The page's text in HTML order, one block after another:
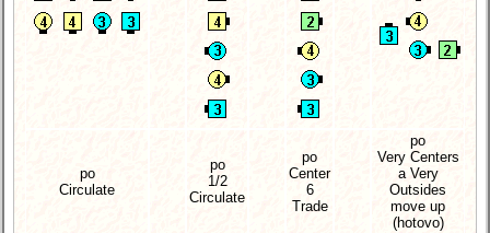
po
Circulate
po
1/2
Circulate
po
Center
6
Trade
po
Very Centers
a Very
Outsides
move up
(hotovo)